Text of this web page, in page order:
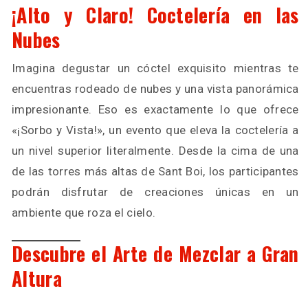
¡Alto y Claro! Coctelería en las
Nubes
Imagina degustar un cóctel exquisito mientras te
encuentras rodeado de nubes y una vista panorámica
impresionante. Eso es exactamente lo que ofrece
«¡Sorbo y Vista!», un evento que eleva la coctelería a
un nivel superior literalmente. Desde la cima de una
de las torres más altas de Sant Boi, los participantes
podrán disfrutar de creaciones únicas en un
ambiente que roza el cielo.
Descubre el Arte de Mezclar a Gran
Altura